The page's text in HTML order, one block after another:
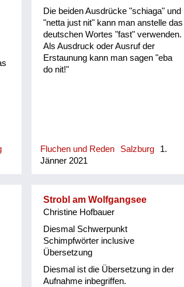
Die beiden Ausdrücke "schiaga" und
"netta just nit" kann man anstelle das
deutschen Wortes "fast" verwenden.
Als Ausdruck oder Ausruf der
Erstaunung kann man sagen "eba
do nit!"
Fluchen und Reden Salzburg
1.
Jänner 2021
Strobl am Wolfgangsee
Christine Hofbauer
Diesmal Schwerpunkt
Schimpfwörter inclusive
Übersetzung
Diesmal ist die Übersetzung in der
Aufnahme inbegriffen.